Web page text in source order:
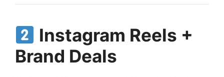
Instagram Reels +
Brand Deals